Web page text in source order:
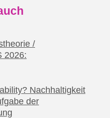
/
2026:
Nachhaltigkeit
der